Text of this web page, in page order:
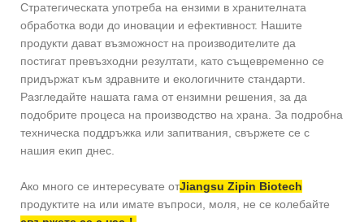
Стратегическата употреба на ензими в хранителната
обработка води до иновации и ефективност. Нашите
продукти дават възможност на производителите да
постигат превъзходни резултати, като същевременно се
придържат към здравните и екологичните стандарти.
Разгледайте нашата гама от ензимни решения, за да
подобрите процеса на производство на храна. За подробна
техническа поддръжка или запитвания, свържете се с
нашия екип днес.
Ако много се интересувате отJiangsu Zipin Biotech
продуктите на или имате въпроси, моля, не се колебайте